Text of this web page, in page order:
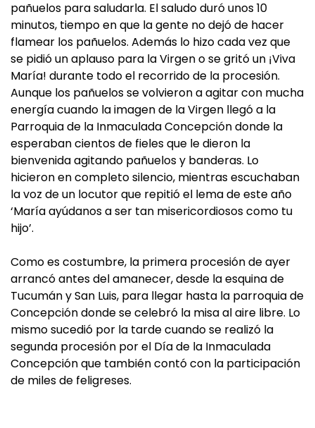
pañuelos para saludarla. El saludo duró unos 10
minutos, tiempo en que la gente no dejó de hacer
flamear los pañuelos. Además lo hizo cada vez que
se pidió un aplauso para la Virgen o se gritó un ¡Viva
María! durante todo el recorrido de la procesión.
Aunque los pañuelos se volvieron a agitar con mucha
energía cuando la imagen de la Virgen llegó a la
Parroquia de la Inmaculada Concepción donde la
esperaban cientos de fieles que le dieron la
bienvenida agitando pañuelos y banderas. Lo
hicieron en completo silencio, mientras escuchaban
la voz de un locutor que repitió el lema de este año
‘María ayúdanos a ser tan misericordiosos como tu
hijo’.
Como es costumbre, la primera procesión de ayer
arrancó antes del amanecer, desde la esquina de
Tucumán y San Luis, para llegar hasta la parroquia de
Concepción donde se celebró la misa al aire libre. Lo
mismo sucedió por la tarde cuando se realizó la
segunda procesión por el Día de la Inmaculada
Concepción que también contó con la participación
de miles de feligreses.